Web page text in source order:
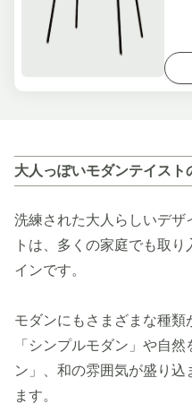
大人っぽいモダンテイスト
洗練された大人らしいデザ
トは、多くの家庭でも取
インです。
モダンにもさまざまな種
「シンプルモダン」や自
ン」、和の雰囲気が盛り込
ます。